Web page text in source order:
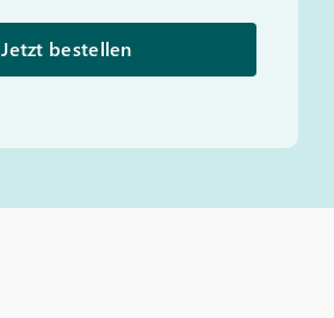
Jetzt bestellen